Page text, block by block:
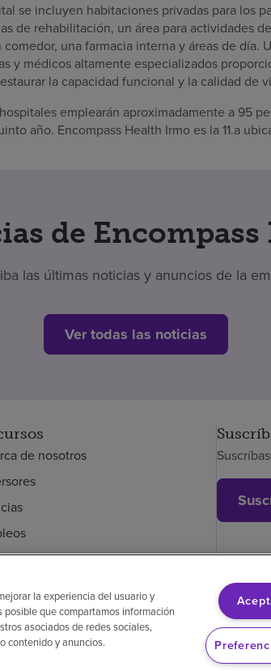
se incluyen habitaciones privadas para los
de rehabilitación, un área para actividades
una farmacia interna y áreas de día.
y médicos altamente especializados
la capacidad funcional y la calidad de
emplearán aproximadamente a 95
año. Encompass Health Irmo es la 11.a
de Encompass
las últimas noticias y anuncios de la
Ver todas las noticias
de nosotros
de no discriminaciónCumplimiento de los
la experiencia del usuario y
que compartamos información
asociados de redes sociales,
contenido y anuncios.